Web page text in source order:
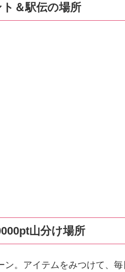
＆駅伝の場所
山分け場所
。アイテムをみつけて、